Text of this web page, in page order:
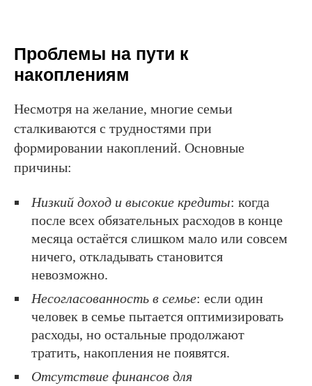
Проблемы на пути к
накоплениям
Несмотря на желание, многие семьи
сталкиваются с трудностями при
формировании накоплений. Основные
причины:
Низкий доход и высокие кредиты: когда
после всех обязательных расходов в конце
месяца остаётся слишком мало или совсем
ничего, откладывать становится
невозможно.
Несогласованность в семье: если один
человек в семье пытается оптимизировать
расходы, но остальные продолжают
тратить, накопления не появятся.
Отсутствие финансов для